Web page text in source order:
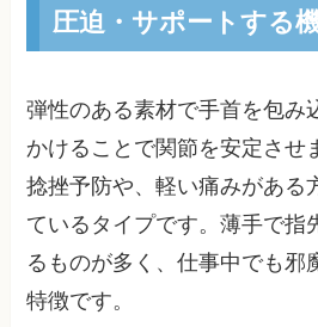
圧迫・サポートする
弾性のある素材で手首を包み
かけることで関節を安定させ
捻挫予防や、軽い痛みがある
ているタイプです。薄手で指
るものが多く、仕事中でも邪
特徴です。